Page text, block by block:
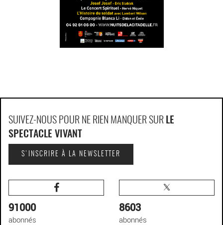
SUIVEZ-NOUS POUR NE RIEN MANQUER SUR LE
SPECTACLE VIVANT
S'INSCRIRE À LA NEWSLETTER
91000
abonnés
8603
abonnés